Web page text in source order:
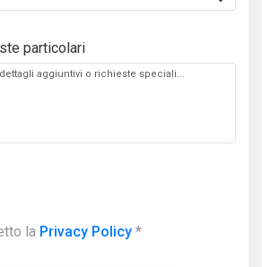
particolari
la Privacy Policy*